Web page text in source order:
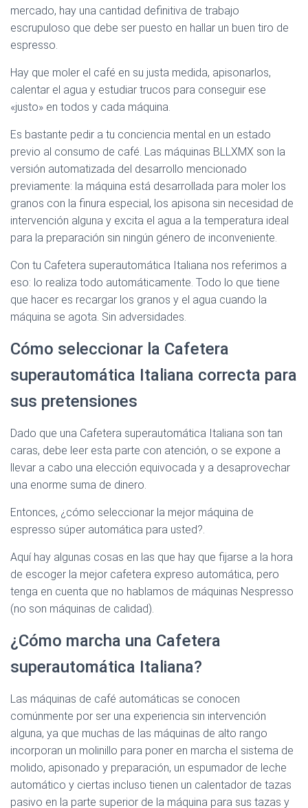
mercado, hay una cantidad definitiva de trabajo
escrupuloso que debe ser puesto en hallar un buen tiro de
espresso.
Hay que moler el café en su justa medida, apisonarlos,
calentar el agua y estudiar trucos para conseguir ese
«justo» en todos y cada máquina.
Es bastante pedir a tu conciencia mental en un estado
previo al consumo de café. Las máquinas BLLXMX son la
versión automatizada del desarrollo mencionado
previamente: la máquina está desarrollada para moler los
granos con la finura especial, los apisona sin necesidad de
intervención alguna y excita el agua a la temperatura ideal
para la preparación sin ningún género de inconveniente.
Con tu Cafetera superautomática Italiana nos referimos a
eso: lo realiza todo automáticamente. Todo lo que tiene
que hacer es recargar los granos y el agua cuando la
máquina se agota. Sin adversidades.
Cómo seleccionar la Cafetera
superautomática Italiana correcta para
sus pretensiones
Dado que una Cafetera superautomática Italiana son tan
caras, debe leer esta parte con atención, o se expone a
llevar a cabo una elección equivocada y a desaprovechar
una enorme suma de dinero.
Entonces, ¿cómo seleccionar la mejor máquina de
espresso súper automática para usted?.
Aquí hay algunas cosas en las que hay que fijarse a la hora
de escoger la mejor cafetera expreso automática, pero
tenga en cuenta que no hablamos de máquinas Nespresso
(no son máquinas de calidad).
¿Cómo marcha una Cafetera
superautomática Italiana?
Las máquinas de café automáticas se conocen
comúnmente por ser una experiencia sin intervención
alguna, ya que muchas de las máquinas de alto rango
incorporan un molinillo para poner en marcha el sistema de
molido, apisonado y preparación, un espumador de leche
automático y ciertas incluso tienen un calentador de tazas
pasivo en la parte superior de la máquina para sus tazas y